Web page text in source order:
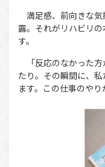
満足感、前向きな気
露。それがリハビリ
す。
「反応のなかった方
たり。その瞬間に、
ます。この仕事のやり